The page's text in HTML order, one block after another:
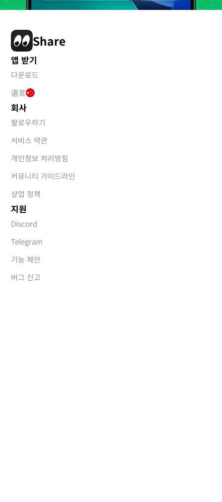
Share
앱 받기
다운로드
语言
회사
팔로우하기
서비스 약관
개인정보 처리방침
커뮤니티 가이드라인
상업 정책
지원
Discord
Telegram
기능 제안
버그 신고